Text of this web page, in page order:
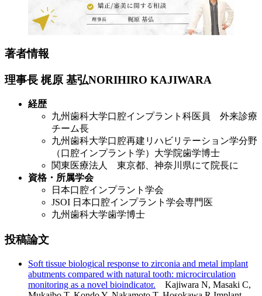
著者情報
理事長 梶原 基弘NORIHIRO KAJIWARA
経歴
九州歯科大学口腔インプラント科医員 外来診療
チーム長
九州歯科大学口腔再建リハビリテーション学分野
（口腔インプラント学）大学院歯学博士
関東医療法人 東京都、神奈川県にて院長に
資格・所属学会
日本口腔インプラント学会
JSOI 日本口腔インプラント学会専門医
九州歯科大学歯学博士
投稿論文
Soft tissue biological response to zirconia and metal implant
abutments compared with natural tooth: microcirculation
monitoring as a novel bioindicator. Kajiwara N, Masaki C,